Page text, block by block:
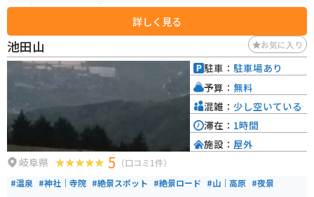
秋に動かしており、実際に短い距離ですが走る姿もみることができます。ト
イレも当時のまま残っていて利用できます。ツーリング、ドライブ休憩の場所
と使う人も多々います。
詳しく見る
池田山 お気に入り
岐阜県 5 （口コミ1件）
#温泉 #神社｜寺院 #絶景スポット #絶景ロード #山｜高原 #夜景
駐車： 駐車場あり
予算： 無料
混雑： 少し空いている
滞在： 1時間
施設： 屋外